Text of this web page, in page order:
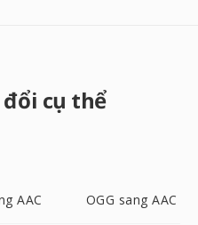
đổi cụ thể
AAC OGG sang AAC